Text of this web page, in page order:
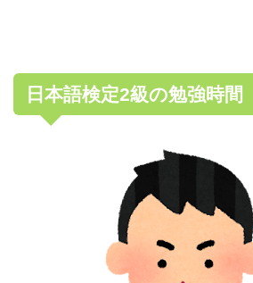
日本語検定2級の勉強時間